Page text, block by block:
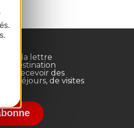
à la lettre
Destination
recevoir des
de séjours, de visites